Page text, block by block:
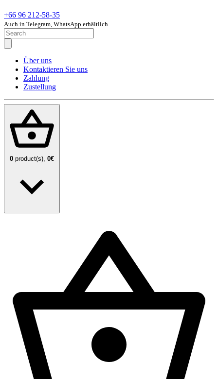
+66 96 212-58-35
Auch in Telegram, WhatsApp erhältlich
Über uns
Kontaktieren Sie uns
Zahlung
Zustellung
0 product(s), 0€